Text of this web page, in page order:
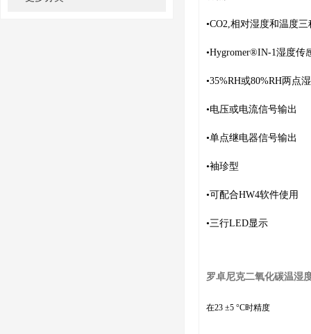
•CO2,相对湿度和温度
•Hygromer®IN-1湿度传
•35%RH或80%RH两点
•电压或电流信号输出
•单点继电器信号输出
•袖珍型
•可配合HW4软件使用
•三行LED显示
罗卓尼克二氧化碳温湿
在23 ±5 °C时精度